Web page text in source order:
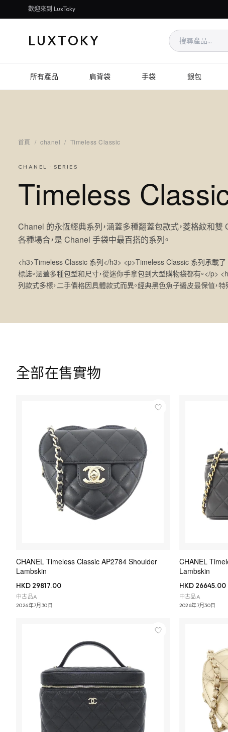
歡迎來到 LuxToky
LUXTOKY
所有產品 肩背袋 手袋 銀包
首頁 / chanel / Timeless Classic
CHANEL · SERIES
Timeless
Chanel 的永恆經典系列，涵蓋多種翻蓋包款式，菱格紋和
各種場合，是 Chanel 手袋中最百搭的系列。
<h3>Timeless Classic 系列</h3> <p>Timeless Classic 系列承載
標誌。涵蓋多種包型和尺寸，從迷你手拿包到大型購物袋都有。</
列款式多樣，二手價格因具體款式而異。經典黑色魚子醬皮最保值，
全部在售實物
CHANEL Timeless Classic AP2784 Shoulder
Lambskin
HKD 29817.00
中古品A
2026年7月30日
CHANEL
Lambskin
HKD 26645.00
中古品A
2026年7月30日